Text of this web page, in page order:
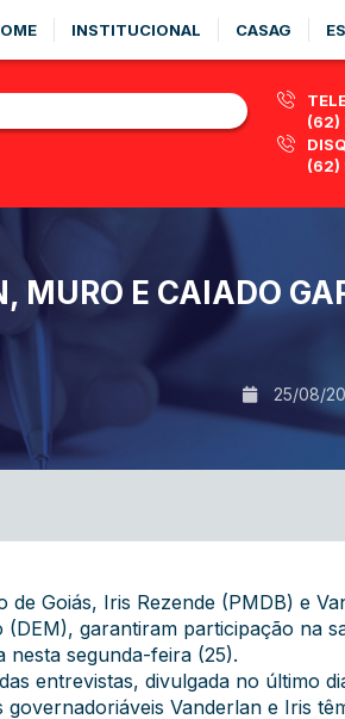
INSTITUCIONAL CASAG
MURO E CAIADO
25/08/
de Goiás, Iris Rezende (PMDB) e
(DEM), garantiram participação na
nesta segunda-feira (25).
entrevistas, divulgada no último
Vanderlan e Iris